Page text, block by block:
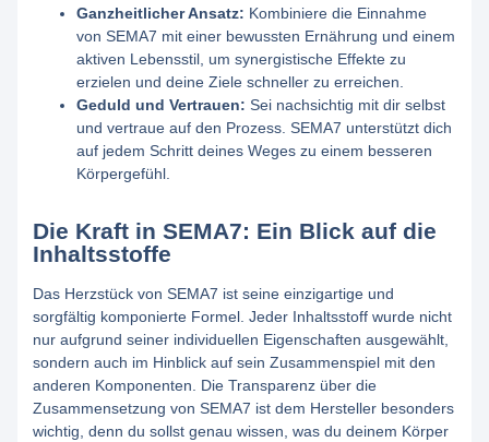
Ganzheitlicher Ansatz: Kombiniere die Einnahme
von SEMA7 mit einer bewussten Ernährung und einem
aktiven Lebensstil, um synergistische Effekte zu
erzielen und deine Ziele schneller zu erreichen.
Geduld und Vertrauen: Sei nachsichtig mit dir selbst
und vertraue auf den Prozess. SEMA7 unterstützt dich
auf jedem Schritt deines Weges zu einem besseren
Körpergefühl.
Die Kraft in SEMA7: Ein Blick auf die
Inhaltsstoffe
Das Herzstück von SEMA7 ist seine einzigartige und
sorgfältig komponierte Formel. Jeder Inhaltsstoff wurde nicht
nur aufgrund seiner individuellen Eigenschaften ausgewählt,
sondern auch im Hinblick auf sein Zusammenspiel mit den
anderen Komponenten. Die Transparenz über die
Zusammensetzung von SEMA7 ist dem Hersteller besonders
wichtig, denn du sollst genau wissen, was du deinem Körper